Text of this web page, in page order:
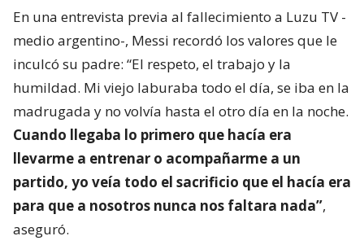
En una entrevista previa al fallecimiento a Luzu TV -
medio argentino-, Messi recordó los valores que le
inculcó su padre: “El respeto, el trabajo y la
humildad. Mi viejo laburaba todo el día, se iba en la
madrugada y no volvía hasta el otro día en la noche.
Cuando llegaba lo primero que hacía era
llevarme a entrenar o acompañarme a un
partido, yo veía todo el sacrificio que el hacía era
para que a nosotros nunca nos faltara nada”,
aseguró.